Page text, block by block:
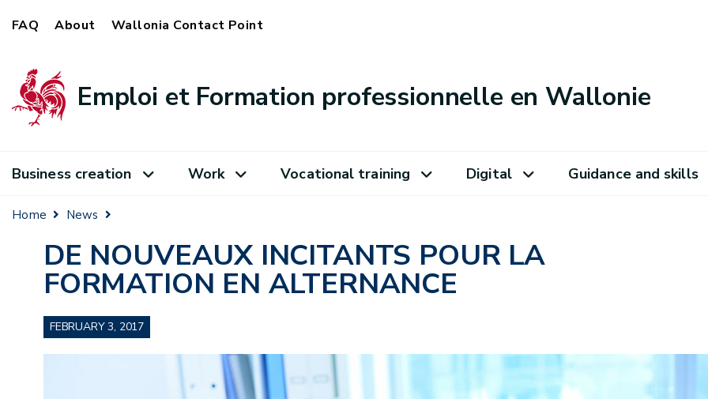
FAQ About Wallonia Contact Point
Emploi et Formation professionnelle en Wallonie
Business creation Work Vocational training Digital Guidance and skills
Home News
DE NOUVEAUX INCITANTS POUR LA
FORMATION EN ALTERNANCE
FEBRUARY 3, 2017